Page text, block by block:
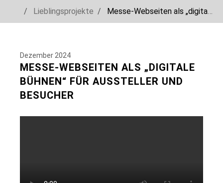
Lieblingsprojekte
Messe-Webseiten als „digitale Bühnen“ für Aussteller und Besucher
Dezember 2024
MESSE-WEBSEITEN ALS „DIGITALE
BÜHNEN“ FÜR AUSSTELLER UND
BESUCHER